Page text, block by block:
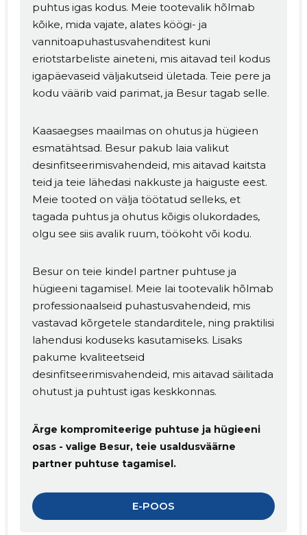
puhtus igas kodus. Meie tootevalik hõlmab
kõike, mida vajate, alates köögi- ja
vannitoapuhastusvahenditest kuni
eriotstarbeliste aineteni, mis aitavad teil kodus
igapäevaseid väljakutseid ületada. Teie pere ja
kodu väärib vaid parimat, ja Besur tagab selle.
Kaasaegses maailmas on ohutus ja hügieen
esmatähtsad. Besur pakub laia valikut
desinfitseerimisvahendeid, mis aitavad kaitsta
teid ja teie lähedasi nakkuste ja haiguste eest.
Meie tooted on välja töötatud selleks, et
tagada puhtus ja ohutus kõigis olukordades,
olgu see siis avalik ruum, töökoht või kodu.
Besur on teie kindel partner puhtuse ja
hügieeni tagamisel. Meie lai tootevalik hõlmab
professionaalseid puhastusvahendeid, mis
vastavad kõrgetele standarditele, ning praktilisi
lahendusi koduseks kasutamiseks. Lisaks
pakume kvaliteetseid
desinfitseerimisvahendeid, mis aitavad säilitada
ohutust ja puhtust igas keskkonnas.
Ärge kompromiteerige puhtuse ja hügieeni
osas - valige Besur, teie usaldusväärne
partner puhtuse tagamisel.
E-POOS